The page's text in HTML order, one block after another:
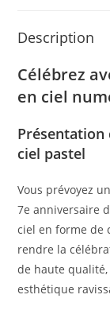
Description
Célébrez
en ciel
Présentation
ciel pastel
Vous prévoyez
7e anniversaire
ciel en forme de
rendre la
de haute
esthétique